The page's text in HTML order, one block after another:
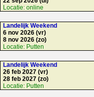
Locatie: online
Landelijk Weekend
6 nov 2026 (vr)
8 nov 2026 (zo)
Locatie: Putten
Landelijk Weekend
26 feb 2027 (vr)
28 feb 2027 (zo)
Locatie: Putten